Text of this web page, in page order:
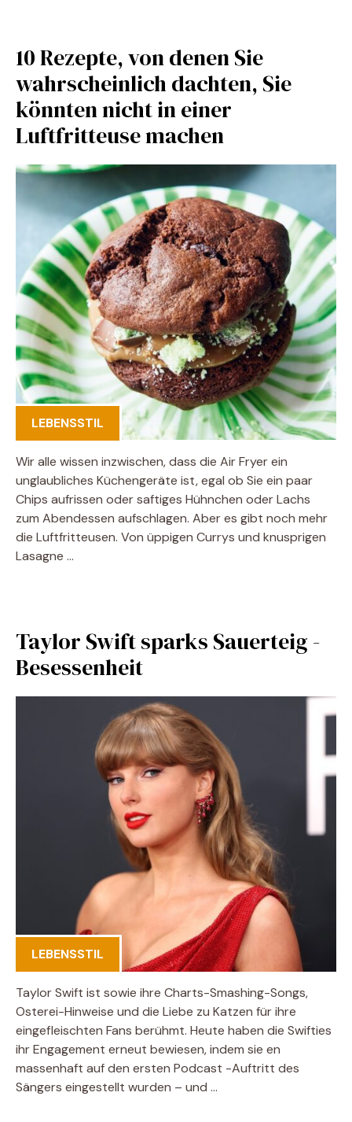
10 Rezepte, von denen Sie
wahrscheinlich dachten, Sie
könnten nicht in einer
Luftfritteuse machen
LEBENSSTIL
Wir alle wissen inzwischen, dass die Air Fryer ein
unglaubliches Küchengeräte ist, egal ob Sie ein paar
Chips aufrissen oder saftiges Hühnchen oder Lachs
zum Abendessen aufschlagen. Aber es gibt noch mehr
die Luftfritteusen. Von üppigen Currys und knusprigen
Lasagne …
Taylor Swift sparks Sauerteig -
Besessenheit
LEBENSSTIL
Taylor Swift ist sowie ihre Charts-Smashing-Songs,
Osterei-Hinweise und die Liebe zu Katzen für ihre
eingefleischten Fans berühmt. Heute haben die Swifties
ihr Engagement erneut bewiesen, indem sie en
massenhaft auf den ersten Podcast -Auftritt des
Sängers eingestellt wurden – und …